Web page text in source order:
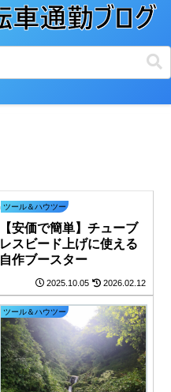
ツール＆ハウツー
【安価で簡単】チューブ
レスビード上げに使える
自作ブースター
2025.10.05 2026.02.12
ツール＆ハウツー